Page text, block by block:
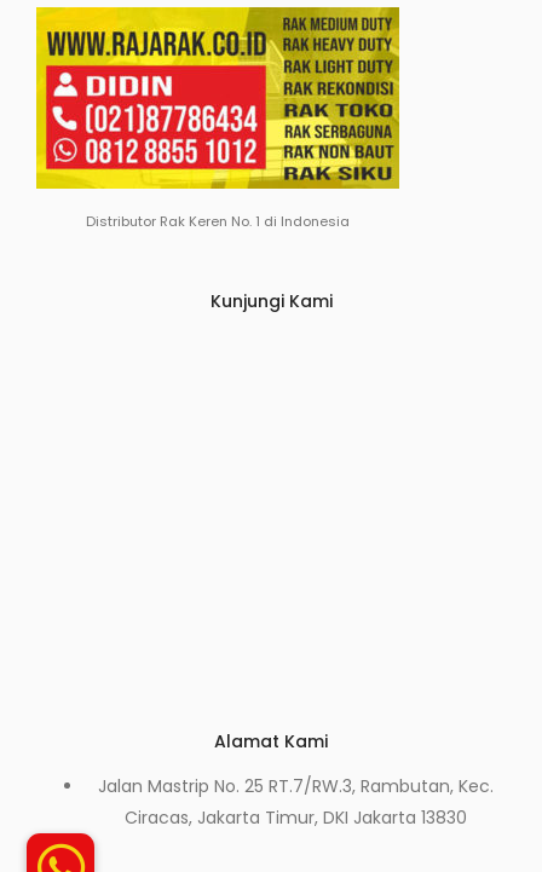
Distributor Rak Keren No. 1 di Indonesia
Kunjungi Kami
Alamat Kami
Jalan Mastrip No. 25 RT.7/RW.3, Rambutan, Kec.
Ciracas, Jakarta Timur, DKI Jakarta 13830